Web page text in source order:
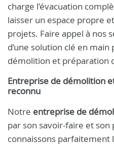
charge l’évacuation
laisser un espace propre
projets. Faire appel à nos
d’une solution clé en
démolition et préparation
Entreprise de démolition
reconnu
Notre entreprise de
par son savoir-faire et
connaissons parfaitement